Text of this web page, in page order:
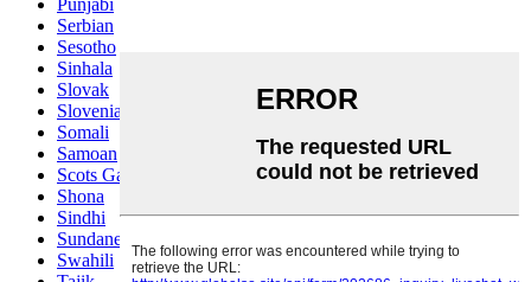
Punjabi
Serbian
Sesotho
Sinhala
Slovak
Slovenian
Somali
Samoan
Scots Gaelic
Shona
Sindhi
Sundanese
Swahili